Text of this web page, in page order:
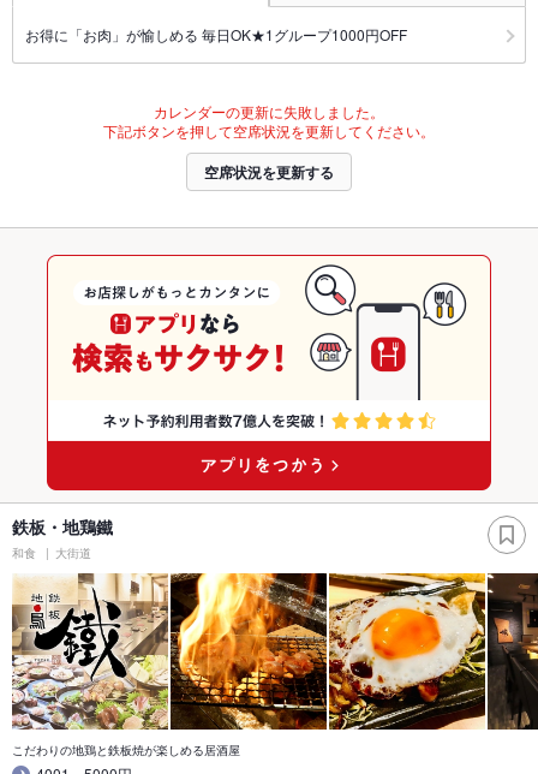
お得に「お肉」が愉しめる 毎日OK★1グループ1000円OFF
カレンダーの更新に失敗しました。
下記ボタンを押して空席状況を更新してください。
空席状況を更新する
鉄板・地鶏鐵
和食 大街道
こだわりの地鶏と鉄板焼が楽しめる居酒屋